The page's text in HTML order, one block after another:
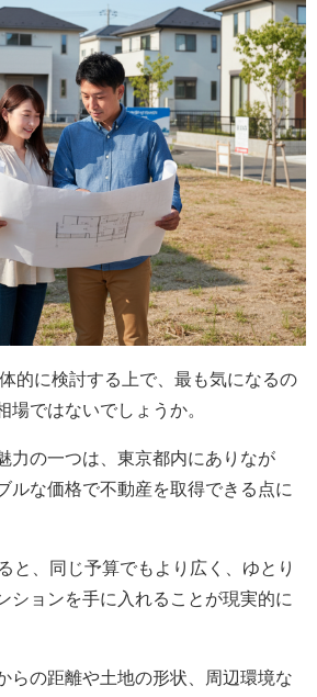
的に検討する上で、最も気になるの
場ではないでしょうか。
力の一つは、東京都内にありなが
ルな価格で不動産を取得できる点に
と、同じ予算でもより広く、ゆとり
ションを手に入れることが現実的に
らの距離や土地の形状、周辺環境な